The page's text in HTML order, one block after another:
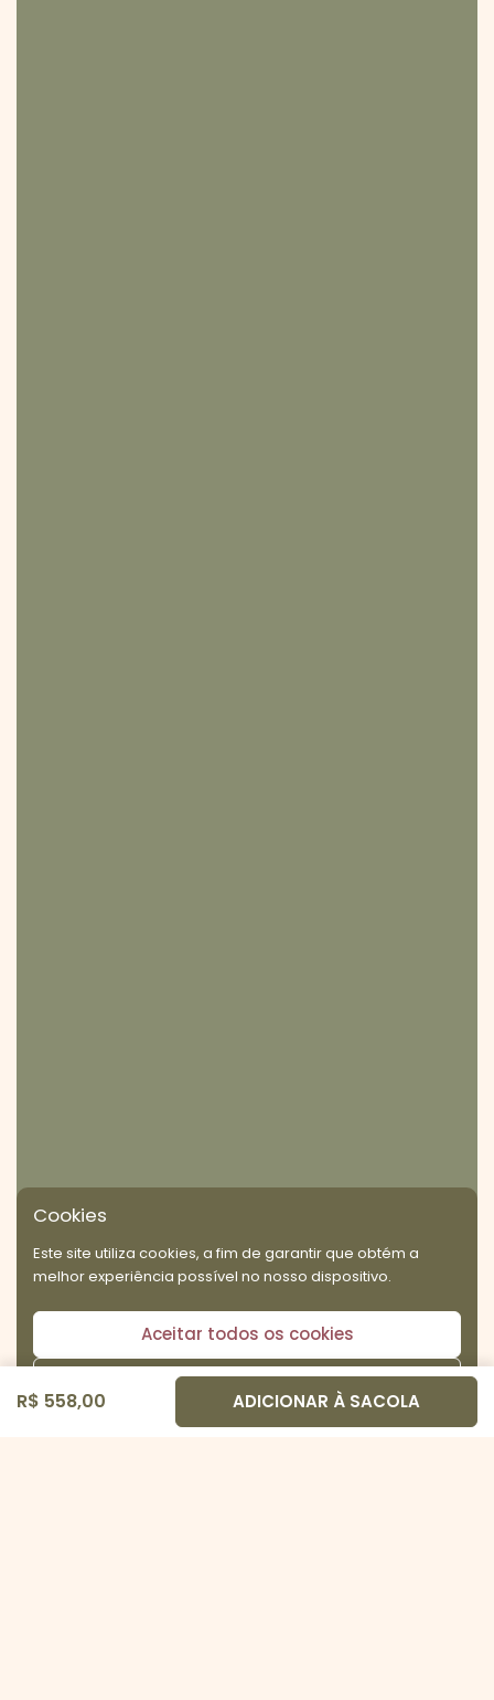
Cookies
Este site utiliza cookies, a fim de garantir que obtém a
melhor experiência possível no nosso dispositivo.
Aceitar todos os cookies
Recusar todos os cookies
R$ 558,00 ADICIONAR À SACOLA